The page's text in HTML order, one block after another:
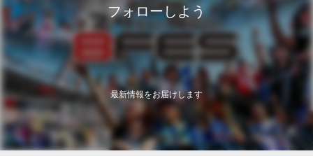
フォローしよう
最新情報をお届けします